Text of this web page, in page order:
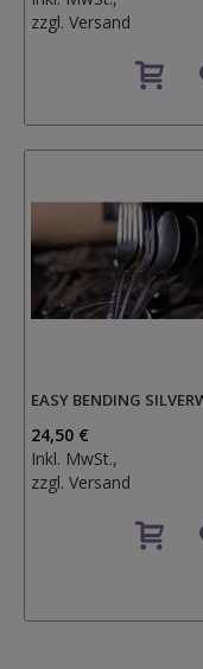
zzgl. Versand
EASY BENDING
24,50 €
Inkl. MwSt.,
zzgl. Versand